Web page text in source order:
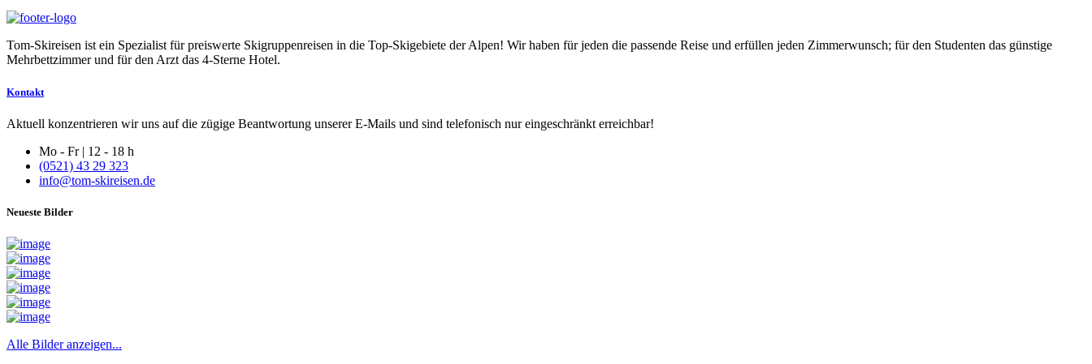
Tom-Skireisen ist ein Spezialist für preiswerte Skigruppenreisen in die Top-Skigebiete der Alpen! Wir haben für jeden die passende Reise und erfüllen jeden Zimmerwunsch; für den Studenten das günstige
Mehrbettzimmer und für den Arzt das 4-Sterne Hotel.
Kontakt
Aktuell konzentrieren wir uns auf die zügige Beantwortung unserer E-Mails und sind telefonisch nur eingeschränkt erreichbar!
Mo - Fr | 12 - 18 h
(0521) 43 29 323
info@tom-skireisen.de
Neueste Bilder
Alle Bilder anzeigen...